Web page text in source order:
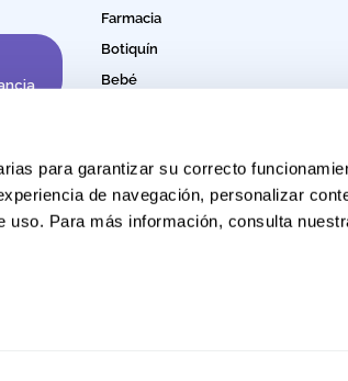
para garantizar su correcto
de navegación, personalizar
uso. Para más información, consulta
Farmacia
Botiquín
Bebé
Productos Naturales
Bebidas Funcionales